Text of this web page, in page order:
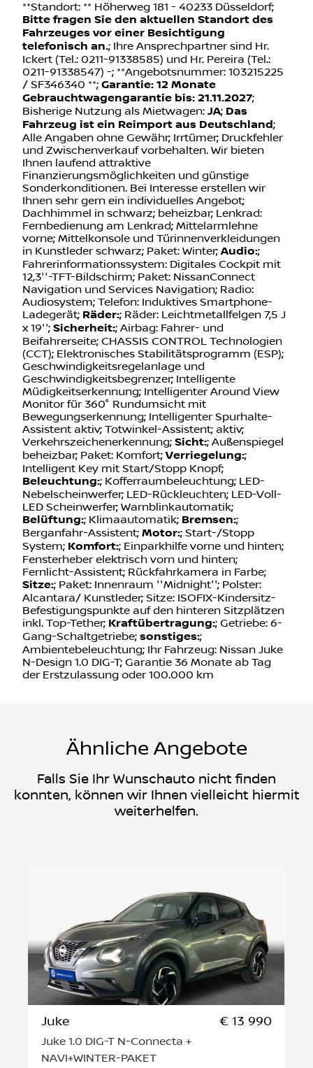
**Standort: ** Höherweg 181 - 40233 Düsseldorf;
Bitte fragen Sie den aktuellen Standort des
Fahrzeuges vor einer Besichtigung
telefonisch an.; Ihre Ansprechpartner sind Hr.
Ickert (Tel.: 0211-91338585) und Hr. Pereira (Tel.:
0211-91338547) -; **Angebotsnummer: 103215225
/ SF346340 **; Garantie: 12 Monate
Gebrauchtwagengarantie bis: 21.11.2027;
Bisherige Nutzung als Mietwagen: JA; Das
Fahrzeug ist ein Reimport aus Deutschland;
Alle Angaben ohne Gewähr; Irrtümer; Druckfehler
und Zwischenverkauf vorbehalten. Wir bieten
Ihnen laufend attraktive
Finanzierungsmöglichkeiten und günstige
Sonderkonditionen. Bei Interesse erstellen wir
Ihnen sehr gern ein individuelles Angebot;
Dachhimmel in schwarz; beheizbar; Lenkrad:
Fernbedienung am Lenkrad; Mittelarmlehne
vorne; Mittelkonsole und Türinnenverkleidungen
in Kunstleder schwarz; Paket: Winter; Audio:;
Fahrerinformationssystem: Digitales Cockpit mit
12,3''-TFT-Bildschirm; Paket: NissanConnect
Navigation und Services Navigation; Radio:
Audiosystem; Telefon: Induktives Smartphone-
Ladegerät; Räder:; Räder: Leichtmetallfelgen 7,5 J
x 19''; Sicherheit:; Airbag: Fahrer- und
Beifahrerseite; CHASSIS CONTROL Technologien
(CCT); Elektronisches Stabilitätsprogramm (ESP);
Geschwindigkeitsregelanlage und
Geschwindigkeitsbegrenzer; Intelligente
Müdigkeitserkennung; Intelligenter Around View
Monitor für 360° Rundumsicht mit
Bewegungserkennung; Intelligenter Spurhalte-
Assistent aktiv; Totwinkel-Assistent; aktiv;
Verkehrszeichenerkennung; Sicht:; Außenspiegel
beheizbar; Paket: Komfort; Verriegelung:;
Intelligent Key mit Start/Stopp Knopf;
Beleuchtung:; Kofferraumbeleuchtung; LED-
Nebelscheinwerfer; LED-Rückleuchten; LED-Voll-
LED Scheinwerfer; Warnblinkautomatik;
Belüftung:; Klimaautomatik; Bremsen:;
Berganfahr-Assistent; Motor:; Start-/Stopp
System; Komfort:; Einparkhilfe vorne und hinten;
Fensterheber elektrisch vorn und hinten;
Fernlicht-Assistent; Rückfahrkamera in Farbe;
Sitze:; Paket: Innenraum ''Midnight''; Polster:
Alcantara/ Kunstleder; Sitze: ISOFIX-Kindersitz-
Befestigungspunkte auf den hinteren Sitzplätzen
inkl. Top-Tether; Kraftübertragung:; Getriebe: 6-
Gang-Schaltgetriebe; sonstiges:;
Ambientebeleuchtung; Ihr Fahrzeug: Nissan Juke
N-Design 1.0 DIG-T; Garantie 36 Monate ab Tag
der Erstzulassung oder 100.000 km
Ähnliche Angebote
Falls Sie Ihr Wunschauto nicht finden
konnten, können wir Ihnen vielleicht hiermit
weiterhelfen.
Juke € 13 990
Juke 1.0 DIG-T N-Connecta +
NAVI+WINTER-PAKET